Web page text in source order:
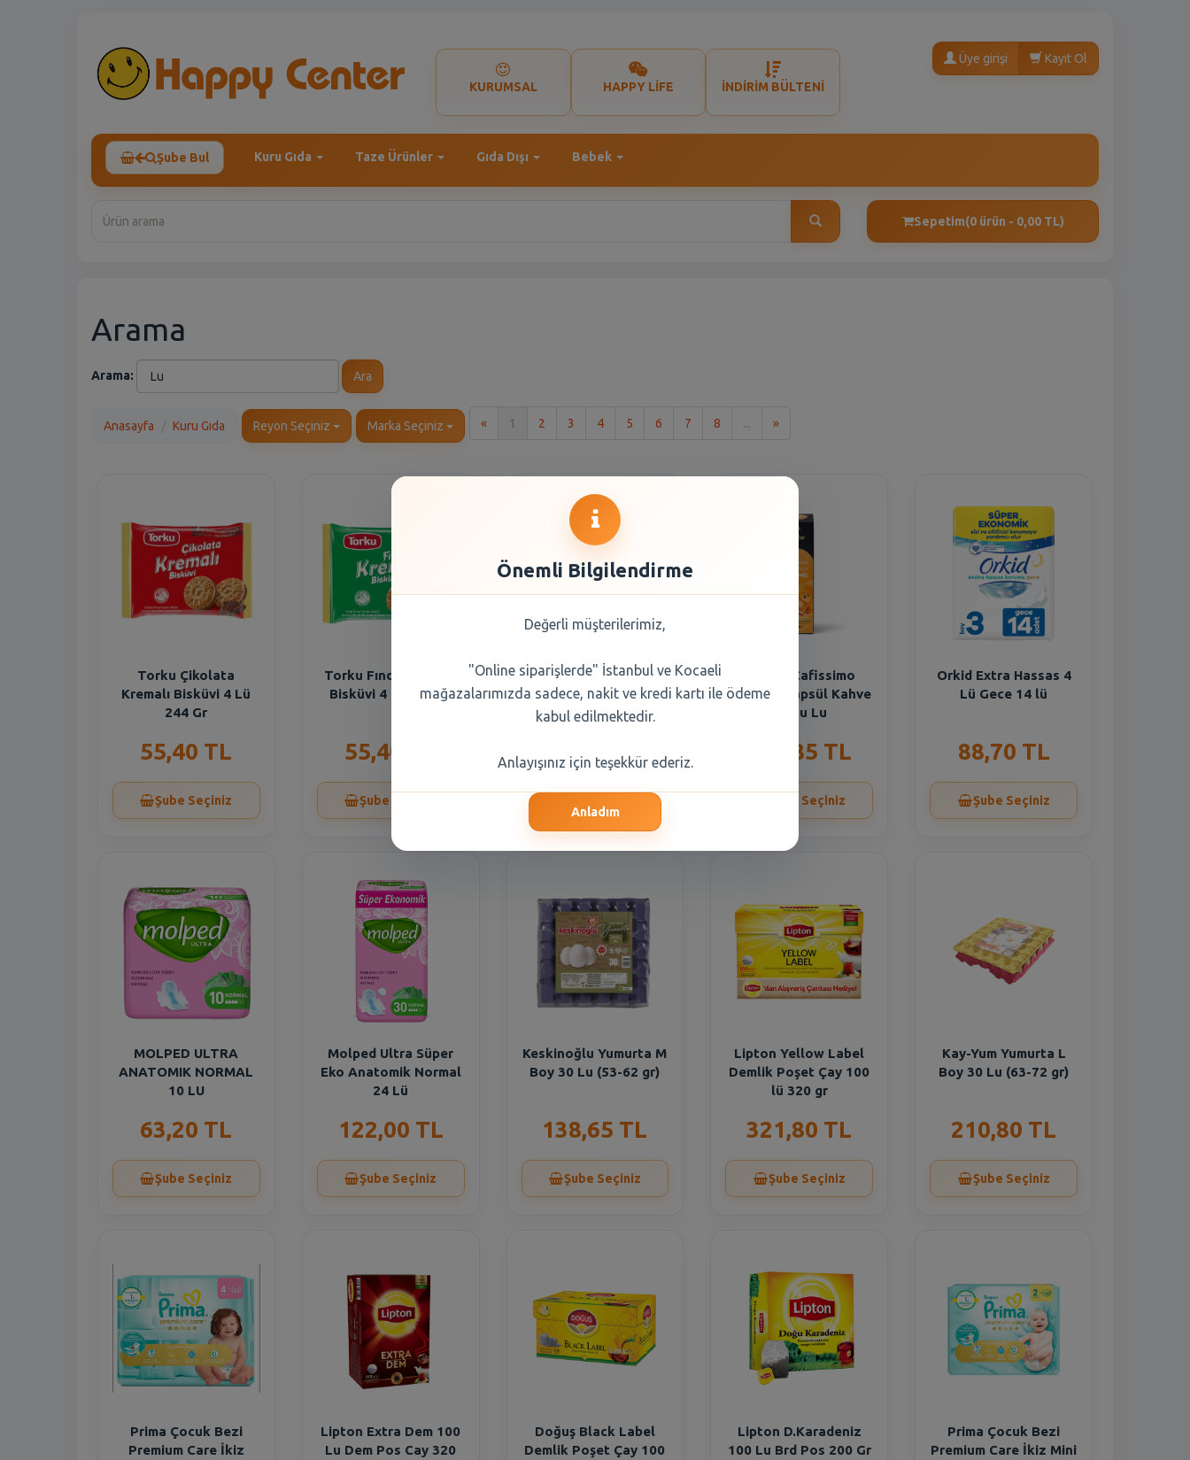
KURUMSAL HAPPY LİFE İNDİRİM BÜLTENİ
Üye girişi Kayıt Ol
Şube Bul Kuru Gıda Taze Ürünler Gıda Dışı Bebek
Sepetim(0 ürün - 0,00 TL)
Arama
Arama: Ara
Anasayfa Kuru Gıda Reyon Seçiniz Marka Seçiniz « 1 2 3 4 5 6 7 8 ... »Son
Torku Çikolata
Kremalı Bisküvi 4 Lü
244 Gr
55,40 TL
Şube Seçiniz
Torku Fındık Kremalı
Bisküvi 4 Lü 244 Gr
55,40 TL
Şube Seçiniz
Torku Muz Kremalı
Bisküvi 4 Lü 244 Gr
55,40 TL
Tchibo Cafissimo
Karamel Kapsül Kahve
10 Lu Lu
332,85 TL
Şube Seçiniz
Orkid Extra Hassas 4
Lü Gece 14 lü
88,70 TL
Şube Seçiniz
MOLPED ULTRA
ANATOMIK NORMAL
10 LU
63,20 TL
Şube Seçiniz
Molped Ultra Süper
Eko Anatomik Normal
24 Lü
122,00 TL
Şube Seçiniz
Keskinoğlu Yumurta M
Boy 30 Lu (53-62 gr)
138,65 TL
Şube Seçiniz
Lipton Yellow Label
Demlik Poşet Çay 100
lü 320 gr
321,80 TL
Şube Seçiniz
Kay-Yum Yumurta L
Boy 30 Lu (63-72 gr)
210,80 TL
Şube Seçiniz
Prima Çocuk Bezi
Premium Care İkiz
Lipton Extra Dem 100
Lu Dem Pos Cay 320
Doğuş Black Label
Demlik Poşet Çay 100
Lipton D.Karadeniz
100 Lu Brd Pos 200 Gr
Prima Çocuk Bezi
Premium Care İkiz Mini
Önemli Bilgilendirme
Değerli müşterilerimiz,
"Online siparişlerde" İstanbul ve Kocaeli
mağazalarımızda sadece, nakit ve kredi kartı ile ödeme
kabul edilmektedir.
Anlayışınız için teşekkür ederiz.
Anladım